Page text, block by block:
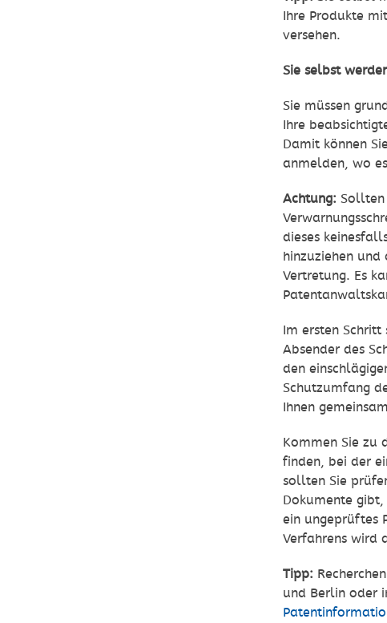
Ihre Produkte
versehen.
Sie selbst
Sie müssen
Ihre
Damit können
anmelden, wo
Achtung:Sollten
dieses
hinzuziehen
Vertretung. Es
Im ersten
Absender des
den
Schutzumfang
Ihnen
Kommen Sie zu
finden, bei der
sollten Sie
Dokumente
ein ungeprüftes
Verfahrens wird
Tipp:
und Berlin oder